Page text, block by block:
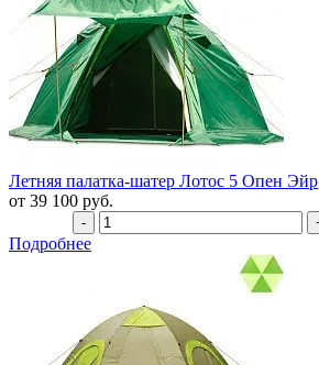
Летняя палатка-шатер Лотос 5 Опен Эйр
от 39 100 руб.
Подробнее